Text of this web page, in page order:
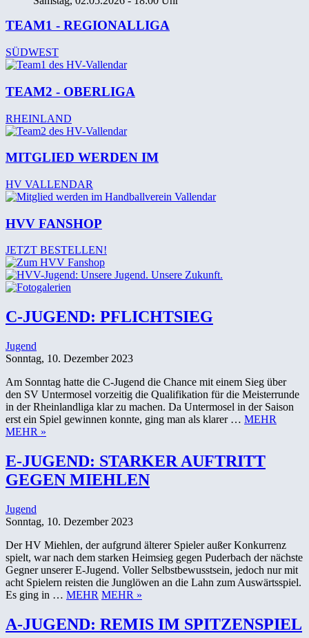
TEAM1 - REGIONALLIGA
SÜDWEST
TEAM2 - OBERLIGA
RHEINLAND
MITGLIED WERDEN IM
HV VALLENDAR
HVV FANSHOP
JETZT BESTELLEN!
C-JUGEND: PFLICHTSIEG
Jugend
Sonntag, 10. Dezember 2023
Am Sonntag hatte die C-Jugend die Chance mit einem Sieg über
den SV Untermosel vorzeitig die Qualifikation für die Meisterrunde
in der Rheinlandliga klar zu machen. Da Untermosel in der Saison
erst ein Spiel gewinnen konnte, ging man als klarer … MEHR
MEHR »
E-JUGEND: STARKER AUFTRITT
GEGEN MIEHLEN
Jugend
Sonntag, 10. Dezember 2023
Der HV Miehlen, der aufgrund älterer Spieler außer Konkurrenz
spielt, war nach dem starken Heimsieg gegen Puderbach der nächste
Gegner unserer E-Jugend. Voller Selbstbewusstsein, jedoch nur mit
acht Spielern reisten die Junglöwen an die Lahn zum Auswärtsspiel.
Es ging in … MEHR MEHR »
A-JUGEND: REMIS IM SPITZENSPIEL